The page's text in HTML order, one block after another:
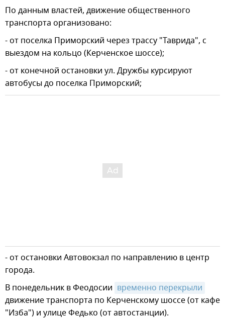
По данным властей, движение общественного
транспорта организовано:
- от поселка Приморский через трассу "Таврида", с
выездом на кольцо (Керченское шоссе);
- от конечной остановки ул. Дружбы курсируют
автобусы до поселка Приморский;
- от остановки Автовокзал по направлению в центр
города.
В понедельник в Феодосии временно перекрыли
движение транспорта по Керченскому шоссе (от кафе
"Изба") и улице Федько (от автостанции).